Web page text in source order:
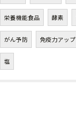
栄養機能食品 酵素
がん予防 免疫力アップ
塩